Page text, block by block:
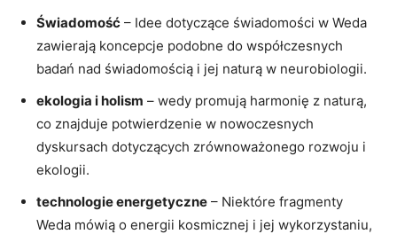
Świadomość – Idee dotyczące świadomości w Weda
zawierają koncepcje podobne do współczesnych
badań nad świadomością i jej naturą w neurobiologii.
ekologia i holism – wedy promują harmonię z naturą,
co znajduje potwierdzenie w nowoczesnych
dyskursach dotyczących zrównoważonego rozwoju i
ekologii.
technologie energetyczne – Niektóre fragmenty
Weda mówią o energii kosmicznej i jej wykorzystaniu,